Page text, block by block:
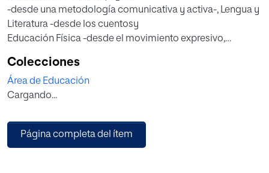
-desde una metodología comunicativa y activa-, Lengua y
Literatura -desde los cuentosy
Educación Física -desde el movimiento expresivo,
de la metodología ABP y el cuento motor. Desde el marco
teórico se establecen las
características de dichas materias y de la metodología
propuesta, para desde ahí explorar como trabajan las
maestras del CEIP Montelindo
Colecciones
Área de Educación
Cargando...
Página completa del ítem